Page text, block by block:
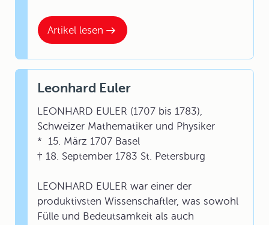
Artikel lesen
Leonhard Euler
LEONHARD EULER (1707 bis 1783),
Schweizer Mathematiker und Physiker
* 15. März 1707 Basel
† 18. September 1783 St. Petersburg
LEONHARD EULER war einer der
produktivsten Wissenschaftler, was sowohl
Fülle und Bedeutsamkeit als auch